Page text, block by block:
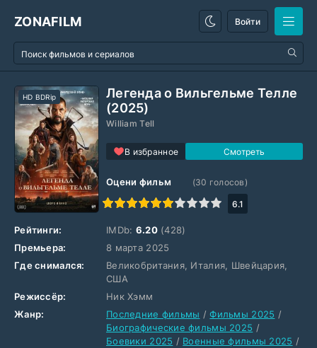
ZONAFILM Войти
Легенда о Вильгельме Телле
(2025)
William Tell
В избранное
HD BDRip
Оцени фильм
1
2 3 4 5 6 7 8 9 10
(30 голосов)
6.1
Рейтинги: IMDb: 6.20(428)
Премьера:
8 марта 2025
Где снимался:
Великобритания, Италия, Швейцария,
США
Режиссёр:
Ник Хэмм
Жанр:
Последние фильмы /Фильмы 2025 /
Биографические фильмы 2025 /
Боевики 2025 / Военные фильмы 2025 /